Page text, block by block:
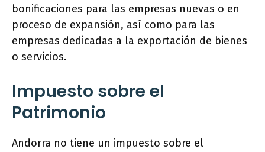
bonificaciones para las empresas nuevas o en
proceso de expansión, así como para las
empresas dedicadas a la exportación de bienes
o servicios.
Impuesto sobre el
Patrimonio
Andorra no tiene un impuesto sobre el